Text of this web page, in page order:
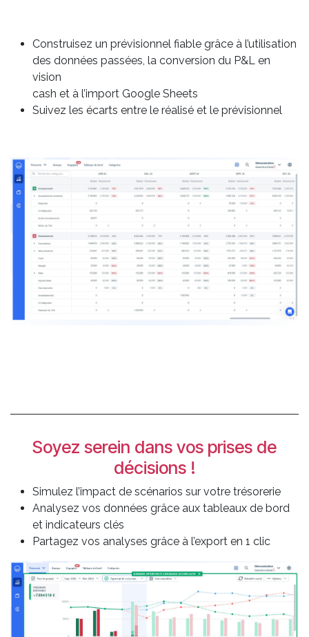
Construisez un prévisionnel fiable grâce à l’utilisation
des données passées, la conversion du P&L en
vision
cash et à l’import Google Sheets
Suivez les écarts entre le réalisé et le prévisionnel
Soyez serein dans vos prises de
décisions !
Simulez l’impact de scénarios sur votre trésorerie
Analysez vos données grâce aux tableaux de bord
et indicateurs clés
Partagez vos analyses grâce à l’export en 1 clic